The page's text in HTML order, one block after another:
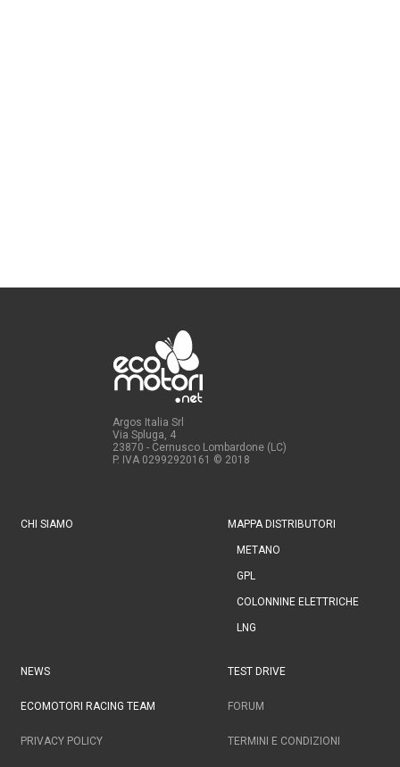
Argos Italia Srl
Via Spluga, 4
23870 - Cernusco Lombardone (LC)
P. IVA 02992920161 © 2018
CHI SIAMO MAPPA DISTRIBUTORI
METANO
GPL
COLONNINE ELETTRICHE
LNG
NEWS TEST DRIVE
ECOMOTORI RACING TEAM FORUM
PRIVACY POLICY TERMINI E CONDIZIONI